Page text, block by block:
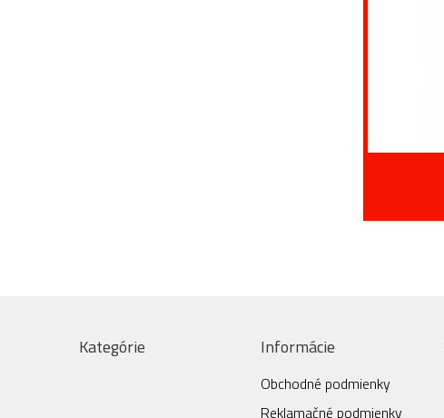
Kategórie Informácie
Obchodné podmienky
Reklamačné podmienky